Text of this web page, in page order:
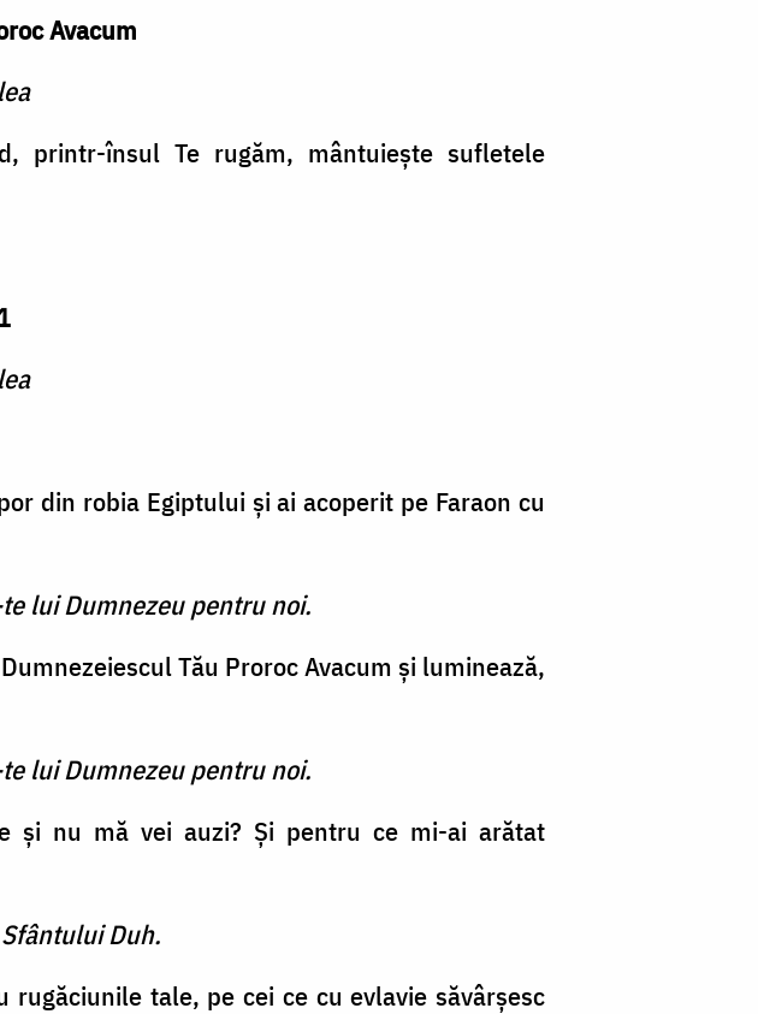
Avacum
printr-însul Te rugăm, mântuieşte sufletele
din robia Egip­tului şi ai acoperit pe Faraon cu
lui Dumnezeu pentru noi.
Tău Proroc Avacum şi luminează,
lui Dumnezeu pentru noi.
şi nu mă vei auzi? Şi pentru ce mi-ai arătat
Duh.
tale, pe cei ce cu evlavie săvârşesc